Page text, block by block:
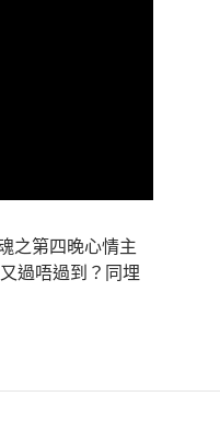
之第四晚心情主
過唔過到？同埋